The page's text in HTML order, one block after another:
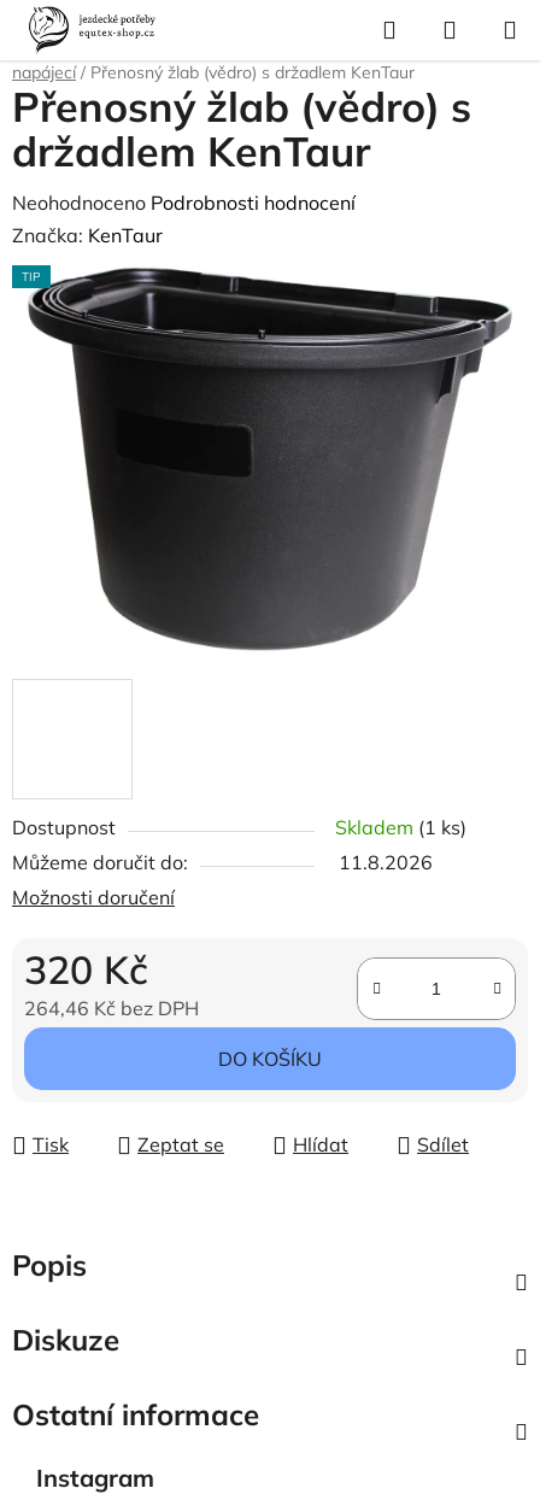
Přejít
obsah
Hledat
KOŠÍK
Domů
Vybavení stáje
napájecí / Přenosný žlab (vědro) s držadlem KenTaur
Dostupnost Skladem (1 ks)
Můžeme doručit do:
11.8.2026
Možnosti doručení
320 Kč
264,46 Kč bez DPH
Měrná cena:
DO KOŠÍKU
Tisk Zeptat se Hlídat Sdílet
Přenosný žlab (vědro) s
držadlem KenTaur
Průměrné
hodnocení
produktu
0,0
hvězdiček.
Neohodnoceno Podrobnosti hodnocení
Značka: KenTaur
TIP
Popis
Diskuze
Ostatní informace
Instagram